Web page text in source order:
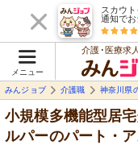
スカウ
通知で
メニュー
介護･医療求
みんジョブ
介護職 神奈川県
小規模多機能型居
ルパーのパート・